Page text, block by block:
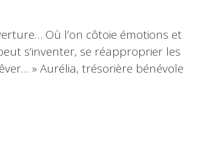
Où l’on côtoie émotions et
s’inventer, se réapproprier les
» Aurélia, trésorière bénévole